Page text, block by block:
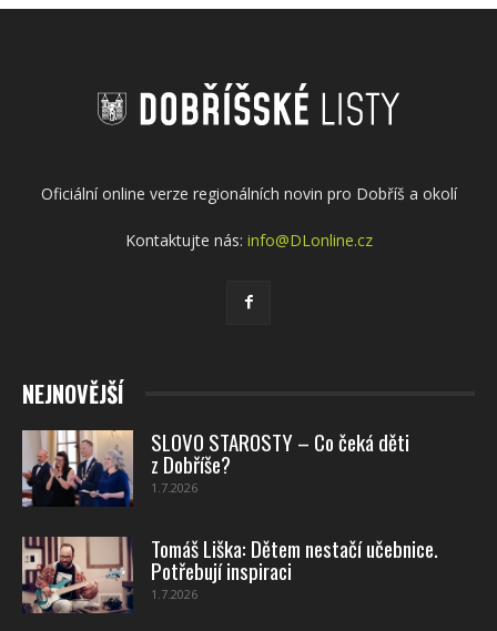
Oficiální online verze regionálních novin pro Dobříš a okolí
Kontaktujte nás: info@DLonline.cz
NEJNOVĚJŠÍ
SLOVO STAROSTY – Co čeká děti
z Dobříše?
1.7.2026
Tomáš Liška: Dětem nestačí učebnice.
Potřebují inspiraci
1.7.2026